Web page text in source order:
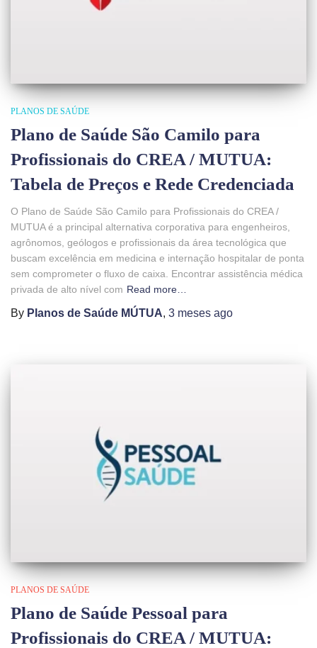
PLANOS DE SAÚDE
Plano de Saúde São Camilo para
Profissionais do CREA / MUTUA:
Tabela de Preços e Rede Credenciada
O Plano de Saúde São Camilo para Profissionais do CREA /
MUTUA é a principal alternativa corporativa para engenheiros,
agrônomos, geólogos e profissionais da área tecnológica que
buscam excelência em medicina e internação hospitalar de ponta
sem comprometer o fluxo de caixa. Encontrar assistência médica
privada de alto nível com Read more…
By Planos de Saúde MÚTUA, 3 meses ago
PLANOS DE SAÚDE
Plano de Saúde Pessoal para
Profissionais do CREA / MUTUA: